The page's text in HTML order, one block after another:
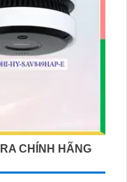
CHÍNH HÃNG